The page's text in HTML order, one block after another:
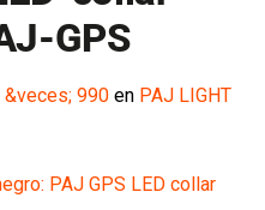
GPS
&veces; 990 en PAJ LIGHT